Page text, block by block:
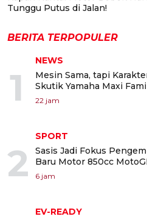
Tunggu Putus di Jalan!
BERITA TERPOPULER
1
NEWS
Mesin Sama, tapi
Skutik Yamaha Maxi
22 jam
2
SPORT
Sasis Jadi Fokus
Baru Motor 850cc
6 jam
EV-READY